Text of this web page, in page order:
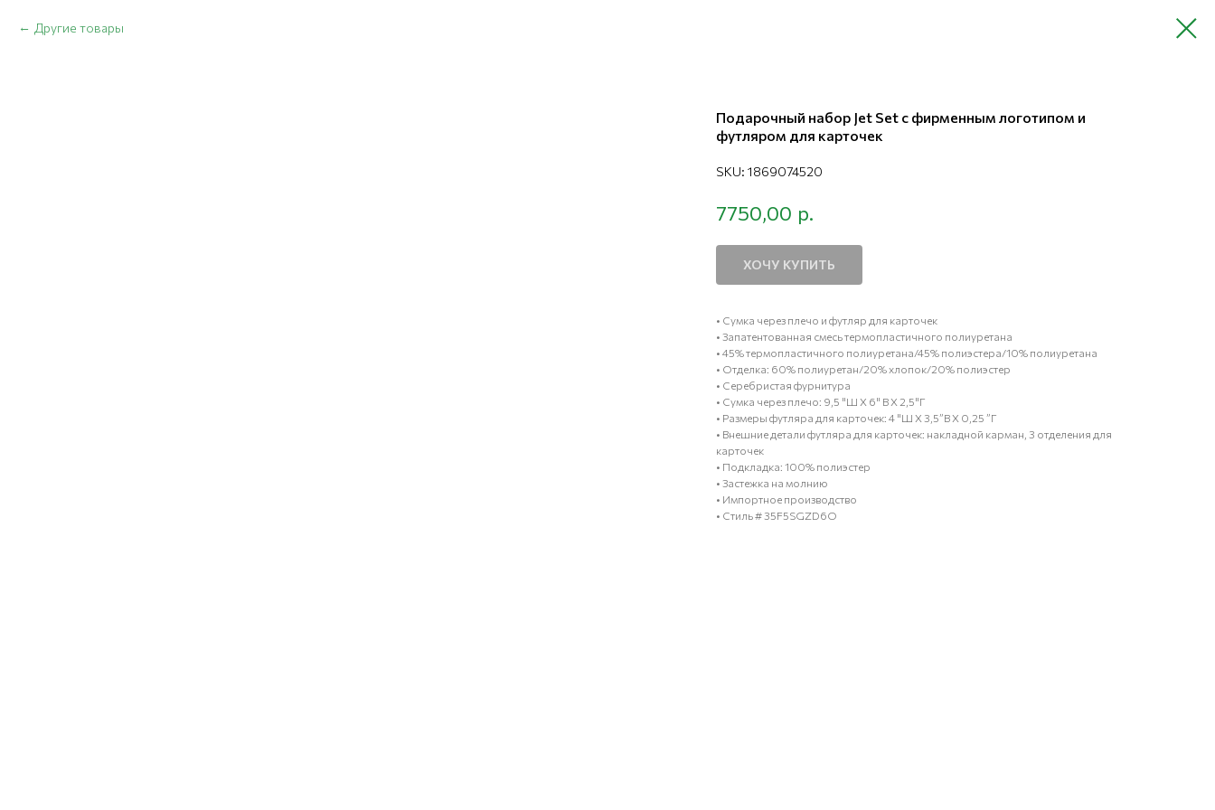
Другие товары
Подарочный набор Jet Set с фирменным логотипом и
футляром для карточек
SKU: 1869074520
7750,00 р.
ХОЧУ КУПИТЬ
• Сумка через плечо и футляр для карточек
• Запатентованная смесь термопластичного полиуретана
• 45% термопластичного полиуретана/45% полиэстера/10% полиуретана
• Отделка: 60% полиуретан/20% хлопок/20% полиэстер
• Серебристая фурнитура
• Сумка через плечо: 9,5 "Ш X 6" В X 2,5"Г
• Размеры футляра для карточек: 4 "Ш X 3,5”В X 0,25 ”Г
• Внешние детали футляра для карточек: накладной карман, 3 отделения для
карточек
• Подкладка: 100% полиэстер
• Застежка на молнию
• Импортное производство
• Стиль # 35F5SGZD6O